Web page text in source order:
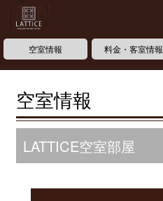
空室情報 料金・客室情報
空室情報
LATTICE空室部屋